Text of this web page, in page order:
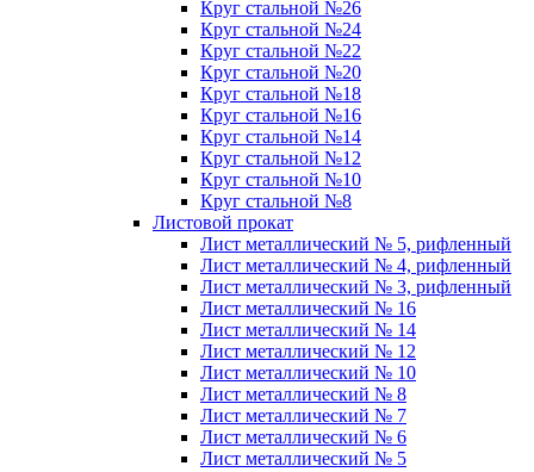
Круг стальной №26
Круг стальной №24
Круг стальной №22
Круг стальной №20
Круг стальной №18
Круг стальной №16
Круг стальной №14
Круг стальной №12
Круг стальной №10
Круг стальной №8
Листовой прокат
Лист металлический № 5, рифленный
Лист металлический № 4, рифленный
Лист металлический № 3, рифленный
Лист металлический № 16
Лист металлический № 14
Лист металлический № 12
Лист металлический № 10
Лист металлический № 8
Лист металлический № 7
Лист металлический № 6
Лист металлический № 5